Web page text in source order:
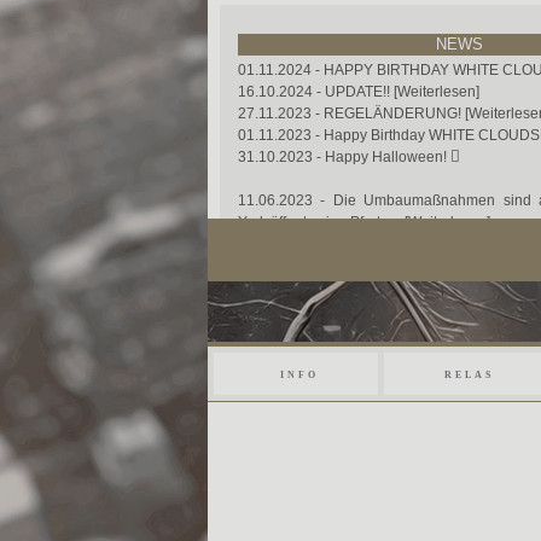
NEWS
01.11.2024 - HAPPY BIRTHDAY WHITE
16.10.2024 - UPDATE!! [Weiterlesen]
27.11.2023 - REGELÄNDERUNG!
01.11.2023 - Happy Birthday WHITE
31.10.2023 - Happy Halloween!
11.06.2023 - Die Umbaumaßnahmen sind
York öffnet seine Pforten.[Weiterlesen]
INFO RELAS